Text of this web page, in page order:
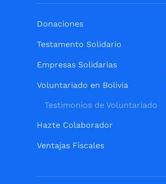
Donaciones
Testamento Solidario
Empresas Solidarias
Voluntariado en Bolivia
Testimonios de Voluntariado
Hazte Colaborador
Ventajas Fiscales